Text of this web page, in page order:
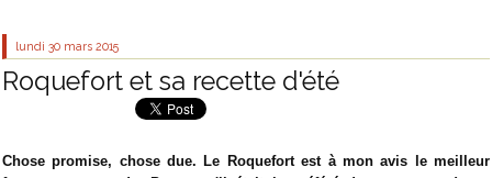
lundi 30 mars 2015
Roquefort et sa recette d'été
Chose promise, chose due. Le Roquefort est à mon avis le meilleur